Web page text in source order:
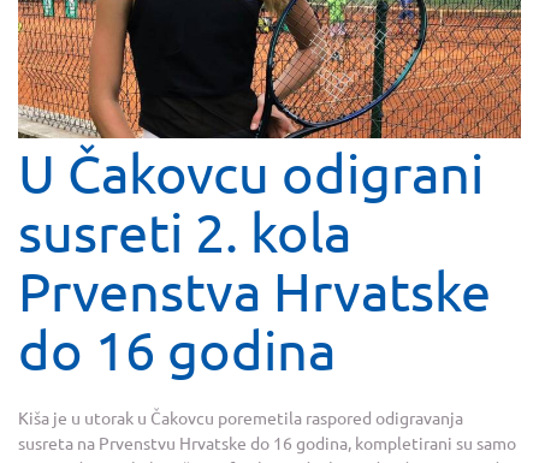
U Čakovcu odigrani
susreti 2. kola
Prvenstva Hrvatske
do 16 godina
Kiša je u utorak u Čakovcu poremetila raspored odigravanja
susreta na Prvenstvu Hrvatske do 16 godina, kompletirani su samo